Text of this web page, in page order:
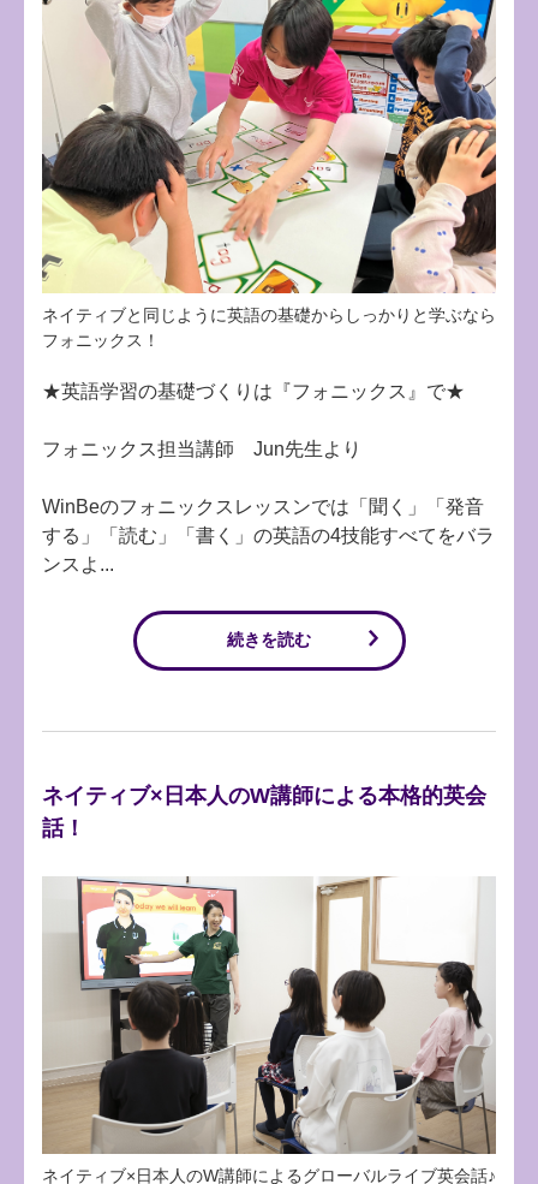
ネイティブと同じように英語の基礎からしっかりと学ぶなら
フォニックス！
★英語学習の基礎づくりは『フォニックス』で★
フォニックス担当講師 Jun先生より
WinBeのフォニックスレッスンでは「聞く」「発音
する」「読む」「書く」の英語の4技能すべてをバラ
ンスよ...
続きを読む
ネイティブ×日本人のW講師による本格的英会
話！
ネイティブ×日本人のW講師によるグローバルライブ英会話♪